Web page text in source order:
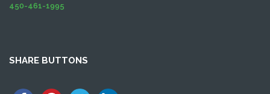
450-461-1995
SHARE BUTTONS